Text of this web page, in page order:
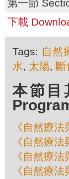
第一節
下載
Tags: 自然
水, 太陽, 斷
本節目
《自然療
《自然療
《自然療
《自然療